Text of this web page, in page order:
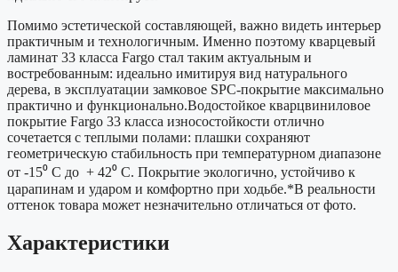
Помимо эстетической составляющей, важно видеть интерьер
практичным и технологичным. Именно поэтому кварцевый
ламинат 33 класса Fargo стал таким актуальным и
востребованным: идеально имитируя вид натурального
дерева, в эксплуатации замковое SPC-покрытие максимально
практично и функционально.Водостойкое кварцвиниловое
покрытие Fargo 33 класса износостойкости отлично
сочетается с теплыми полами: плашки сохраняют
геометрическую стабильность при температурном диапазоне
от -15⁰ С до + 42⁰ С. Покрытие экологично, устойчиво к
царапинам и ударом и комфортно при ходьбе.*В реальности
оттенок товара может незначительно отличаться от фото.
Характеристики